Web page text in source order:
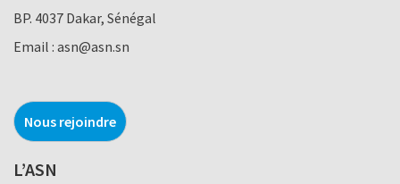
BP. 4037 Dakar, Sénégal
Email : asn@asn.sn
Nous rejoindre
L’ASN